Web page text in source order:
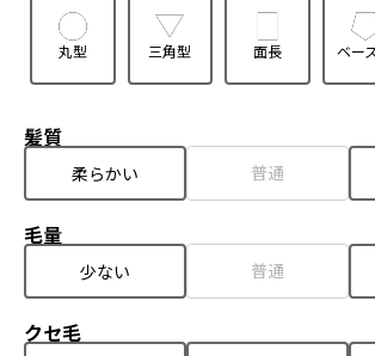
丸型 三角型 面長 ベー
髪質
柔らかい 普通
毛量
少ない 普通
クセ毛